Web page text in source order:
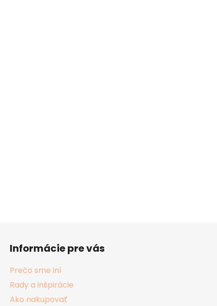
Informácie pre vás
Prečo sme iní
Rady a inšpirácie
Ako nakupovať